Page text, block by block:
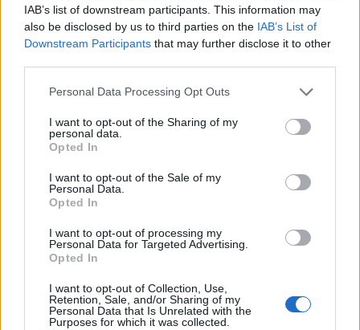
IAB’s list of downstream participants. This information may
also be disclosed by us to third parties on the IAB’s List of
Downstream Participants that may further disclose it to other
Personal Data Processing Opt Outs
I want to opt-out of the Sharing of my
personal data.
Opted In
I want to opt-out of the Sale of my
Personal Data.
Opted In
I want to opt-out of processing my
Personal Data for Targeted Advertising.
Opted In
I want to opt-out of Collection, Use,
Retention, Sale, and/or Sharing of my
Personal Data that Is Unrelated with the
Purposes for which it was collected.
tartó NATO-hadgyakorlaton vesznek részt, a
Fekete-tenger partvidéke mentén. A hadgyakorlat
célja, hogy egy ellenséges támadási kísérlet
visszaverését szimulálják. A gyakorlaton több
állam katonái és különleges alakulatai vesznek
A Romániában jelenleg is zajló nagyszabású NATO-
hogy egy ellenséges, a Duna-delta ellen indított támadást
szimuláljon. A hadgyakorlat Ukrajna délnyugati határától
mintegy 30 kilométerre zajlott, a Fekete-tenger partvidéke
mentén. A Reuters által az összfegyvernemi gyakorlatról
most közzétett videón a román haditengerészet...
KEDVES OLVASÓNK!